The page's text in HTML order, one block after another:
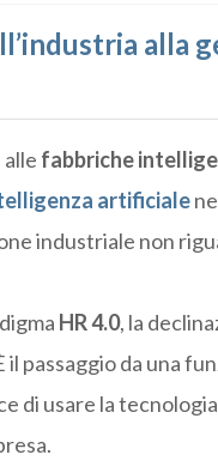
alla
alle fabbriche
artificiale
industriale non
HR 4.0, la
il passaggio da una
di usare la